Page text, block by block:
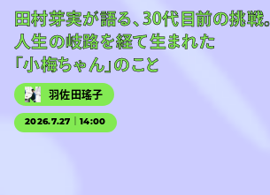
田村芽実が語る、30代目前の挑戦。
人生の岐路を経て生まれた
「小梅ちゃん」のこと
羽佐田瑤子
2026.7.27｜14:00